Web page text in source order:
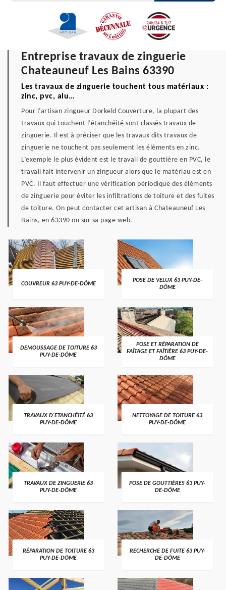
Entreprise travaux de zinguerie
Chateauneuf Les Bains 63390
Les travaux de zinguerie touchent tous matériaux :
zinc, pvc, alu…
Pour l’artisan zingueur Dorkeld Couverture, la plupart des
travaux qui touchent l’étanchéité sont classés travaux de
zinguerie. Il est à préciser que les travaux dits travaux de
zinguerie ne touchent pas seulement les éléments en zinc.
L’exemple le plus évident est le travail de gouttière en PVC, le
travail fait intervenir un zingueur alors que le matériau est en
PVC. Il faut effectuer une vérification périodique des éléments
de zinguerie pour éviter les infiltrations de toiture et des fuites
de toiture. On peut contacter cet artisan à Chateauneuf Les
Bains, en 63390 ou sur sa page web.
COUVREUR 63 PUY-DE-DÔME
POSE DE VELUX 63 PUY-DE-
DÔME
DEMOUSSAGE DE TOITURE 63
PUY-DE-DÔME
POSE ET RÉPARATION DE
FAÎTAGE ET FAÎTIÈRE 63 PUY-DE-
DÔME
TRAVAUX D'ETANCHÉITÉ 63
PUY-DE-DÔME
NETTOYAGE DE TOITURE 63
PUY-DE-DÔME
TRAVAUX DE ZINGUERIE 63
PUY-DE-DÔME
POSE DE GOUTTIÈRES 63 PUY-
DE-DÔME
RÉPARATION DE TOITURE 63
PUY-DE-DÔME
RECHERCHE DE FUITE 63 PUY-
DE-DÔME